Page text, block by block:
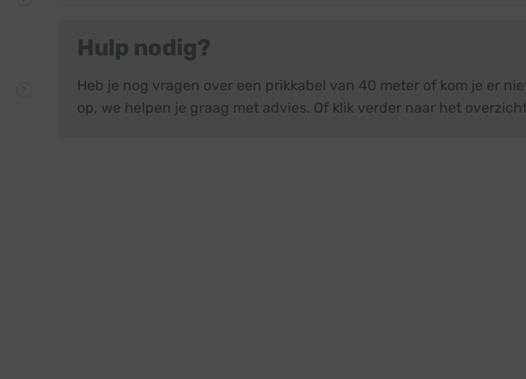
Hulp nodig?
Heb je nog vragen over een prikkabel van 40 meter of kom je er
op, we helpen je graag met advies. Of klik verder naar het